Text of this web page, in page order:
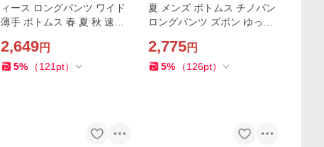
ィース ロングパンツ ワイド
薄手 ボトムス 春 夏 秋 速乾
ツ ズボン ゆったり 無地 ウ
2,649円
5% （121 pt）
夏 メンズ ボトムス チノパン
ロングパンツ ズボン ゆった
登山 釣り ゴルフ 作業ズボン
春 秋
2,775円
5% （126pt）